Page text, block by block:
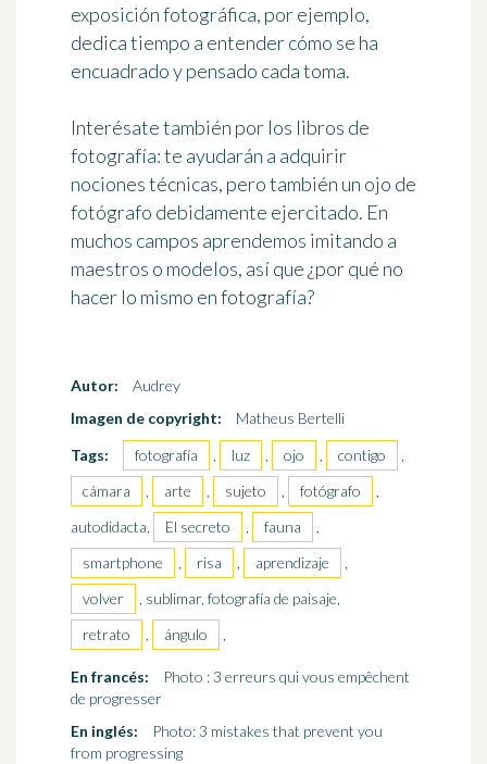
exposición fotográfica, por ejemplo,
dedica tiempo a entender cómo se ha
encuadrado y pensado cada toma.
Interésate también por los libros de
fotografía: te ayudarán a adquirir
nociones técnicas, pero también un ojo de
fotógrafo debidamente ejercitado. En
muchos campos aprendemos imitando a
maestros o modelos, así que ¿por qué no
hacer lo mismo en fotografía?
Autor:
Audrey
Imagen de copyright:
Matheus Bertelli
Tags:
fotografía , luz , ojo , contigo
,
cámara
, arte , sujeto , fotógrafo
,
autodidacta,
El secreto , fauna
,
smartphone
, risa , aprendizaje
,
volver
, sublimar, fotografía de paisaje,
retrato
, ángulo ,
En francés:
Photo : 3 erreurs qui vous empêchent
de progresser
En inglés:
Photo: 3 mistakes that prevent you
from progressing